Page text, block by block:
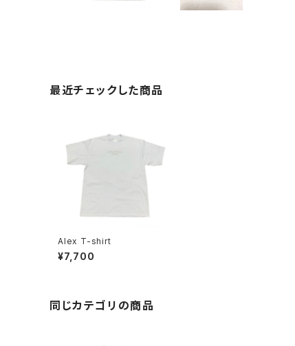
最近チェックした商品
Alex T-shirt
¥7,700
同じカテゴリの商品